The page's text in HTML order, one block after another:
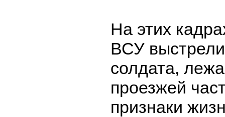
На этих
ВСУ
солдата,
проезжей
признаки